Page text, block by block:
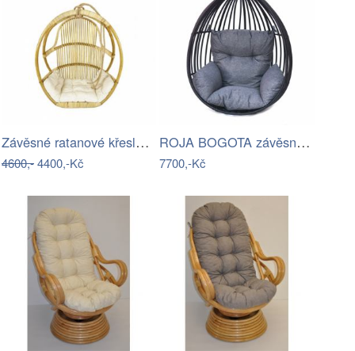
Závěsné ratanové křeslo GOLDIE - světlý…
4600,-4400,-Kč
ROJA BOGOTA závěsné křeslo - bez…
7700,-Kč